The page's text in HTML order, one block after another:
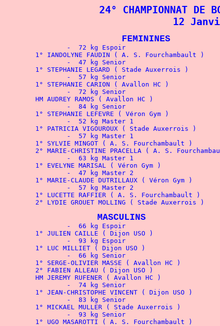
24° CHAMPIONNAT DE
12
FEMININES
		-  72 kg Espoir
	1° IANDOLYNE FAUDIN (
A. S. Fourchambault
		-  47 kg Senior
	1° STEPHANIE LEGARD (
Stade Auxerrois
		-  57 kg Senior
	1° STEPHANIE CARION (
Avallon HC
		-  72 kg Senior
	HM AUDREY RAMOS ( Avallon HC
		-  84 kg Senior
	1° STEPHANIE LEFEVRE (
Véron Gym
		-  52 kg Master 1
		-  57 kg Master 1
		-  63 kg Master 1
	1°
		-  47 kg Master 2
		-  57 kg Master 2
	2° LYDIE GROUET MOLLING (
Stade Auxerrois
MASCULINS
		-  66 kg Espoir
	1° JULIEN CAILLE ( Dijon USO
		-  93 kg
Espoir
	1° LUC MILLIET (
		-  66 kg Senior
		-  74 kg Senior
		-  83 kg Senior
	1° MICKAEL MULLER
( Stade Auxerrois )
		-  93 kg Senior
	1° UGO MASAROTTI (